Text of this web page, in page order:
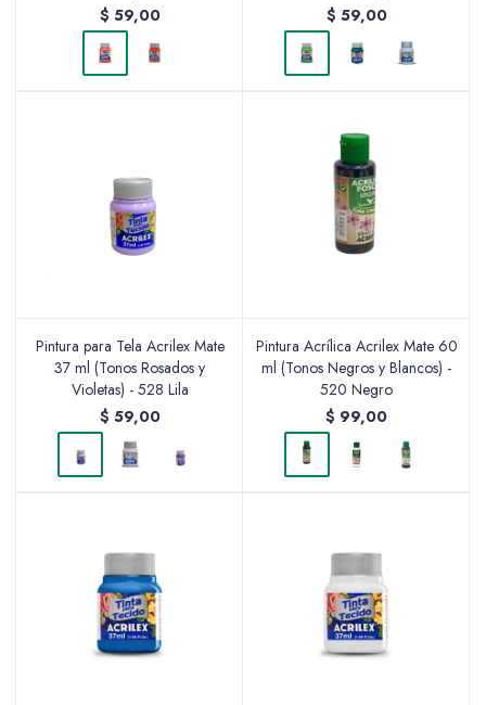
$ 59,00
$ 59,00
Pintura para Tela Acrilex Mate
37 ml (Tonos Rosados y
Violetas) - 528 Lila
$ 59,00
Pintura Acrílica Acrilex Mate 60
ml (Tonos Negros y Blancos) -
520 Negro
$ 99,00